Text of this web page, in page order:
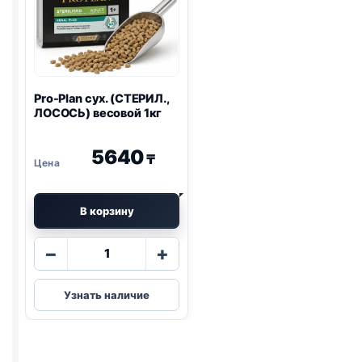
Pro-Planсух. (СТЕРИЛ.,
ЛОСОСЬ) весовой 1кг
5640₸
В корзину
−
Количество
Pro-
Plan
сух.
+
Узнать наличие